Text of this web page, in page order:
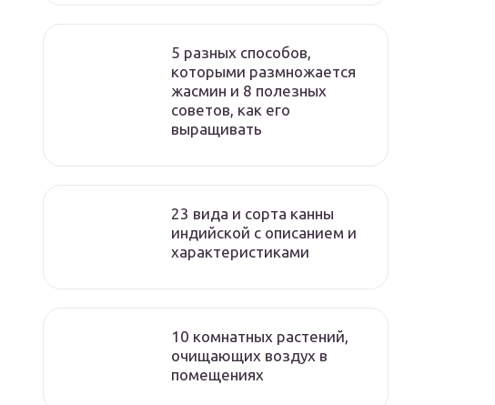
5 разных способов,
которыми размножается
жасмин и 8 полезных
советов, как его
выращивать
23 вида и сорта канны
индийской с описанием и
характеристиками
10 комнатных растений,
очищающих воздух в
помещениях